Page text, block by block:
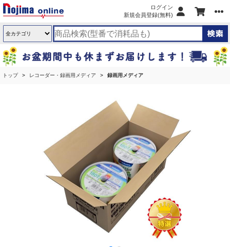
ログイン
新規会員登録(無料)
トップ レコーダー・録画用メディア 録画用メディア